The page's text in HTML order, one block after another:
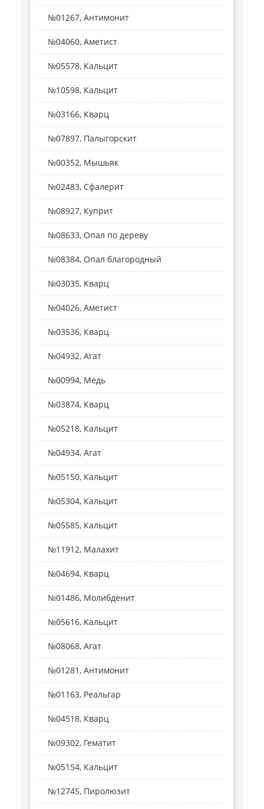
№01267, Антимонит
№04060, Аметист
№05578, Кальцит
№10598, Кальцит
№03166, Кварц
№07897, Палыгорскит
№00352, Мышьяк
№02483, Сфалерит
№08927, Куприт
№08633, Опал по дереву
№08384, Опал благородный
№03035, Кварц
№04026, Аметист
№03536, Кварц
№04932, Агат
№00994, Медь
№03874, Кварц
№05218, Кальцит
№04934, Агат
№05150, Кальцит
№05304, Кальцит
№05585, Кальцит
№11912, Малахит
№04694, Кварц
№01486, Молибденит
№05616, Кальцит
№08068, Агат
№01281, Антимонит
№01163, Реальгар
№04518, Кварц
№09302, Гематит
№05154, Кальцит
№12745, Пиролюзит